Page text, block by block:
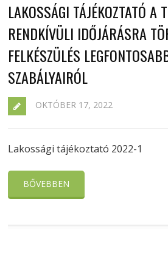
LAKOSSÁGI TÁJÉKOZTATÓ A
RENDKÍVÜLI IDŐJÁRÁSRA
FELKÉSZÜLÉS
SZABÁLYAIRÓL
OKTÓBER 17, 2022
Lakossági tájékoztató 2022-1
BŐVEBBEN